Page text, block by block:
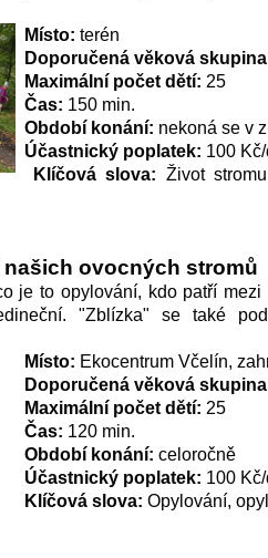
Místo: terén
Doporučená věková
Maximální počet dětí: 25
Čas: 150 min.
Období konání: nekoná se v
Účastnický poplatek: 100
Klíčová slova: Život
ovocných stromů
je to opylování, kdo patří
"Zblízka" se také
Místo: Ekocentrum Včelín,
Doporučená věková
Maximální počet dětí: 25
Čas: 120 min.
Období konání: celoročně
Účastnický poplatek: 100
Klíčová slova: Opylování,